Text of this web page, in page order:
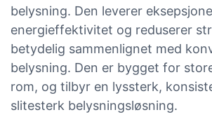
belysning. Den leverer
energieffektivitet og reduserer
betydelig sammenlignet med
belysning. Den er bygget for
rom, og tilbyr en lyssterk,
slitesterk belysningsløsning.